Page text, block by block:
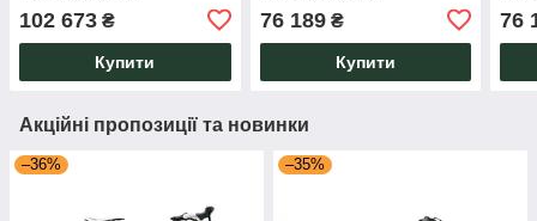
102 673 ₴
Купити
76 189₴
Купити
76
Акційні пропозиції та новинки
–36% –35%